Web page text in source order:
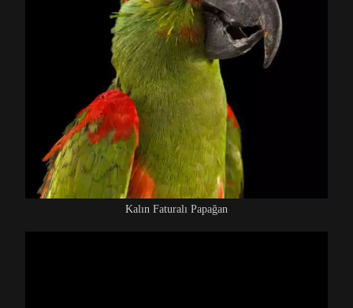
Kalın Faturalı Papağan